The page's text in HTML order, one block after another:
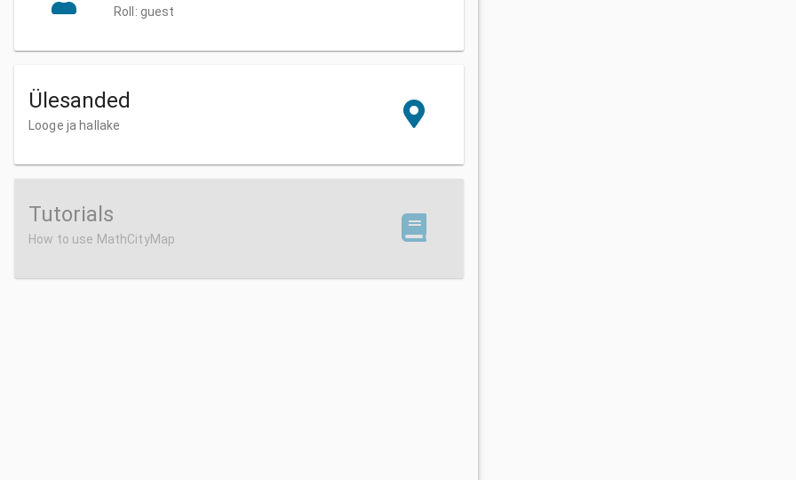
Roll: guest
Ülesanded
Looge ja hallake
Tutorials
How to use MathCityMap